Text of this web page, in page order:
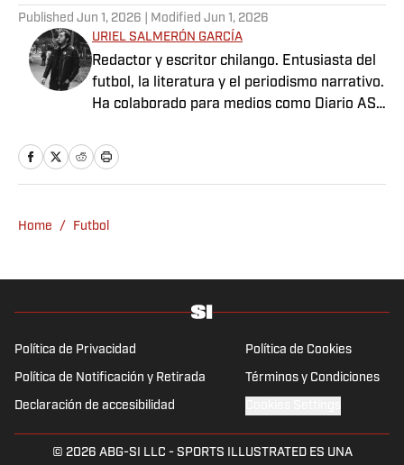
Published Jun 1, 2026 | Modified Jun 1, 2026
URIEL SALMERÓN GARCÍA
Redactor y escritor chilango. Entusiasta del
futbol, la literatura y el periodismo narrativo.
Ha colaborado para medios como Diario AS
Pie de Página, entre otros.
Home / Futbol
Política de Privacidad Política de Cookies
Política de Notificación y Retirada Términos y Condiciones
Declaración de accesibilidad
© 2026 ABG-SI LLC - SPORTS ILLUSTRATED ES UNA